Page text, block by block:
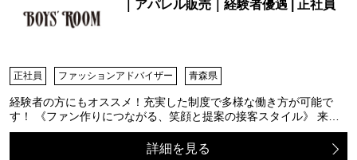
｜アパレル販売｜経験者優遇 | 正社員
正社員 ファッションアドバイザー 青森県
経験者の方にもオススメ！充実した制度で多様な働き方が可能で
す！ 《ファン作りにつながる、笑顔と提案の接客スタイル》 来…
詳細を見る